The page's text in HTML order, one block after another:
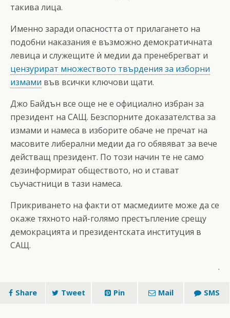
такива лица.
Именно заради опасността от прилагането на
подобни наказания е възможно демократичната
левица и служещите ѝ медии да пренебрегват и
цензурират множеството твърдения за изборни
измами във всички ключови щати.
Джо Байдън все още не е официално избран за
президент на САЩ. Безспорните доказателства за
измами и намеса в изборите обаче не пречат на
масовите либерални медии да го обявяват за вече
действащ президент. По този начин те не само
дезинформират обществото, но и стават
съучастници в тази намеса.
Прикриването на факти от масмедиите може да се
окаже тяхното най-голямо престъпление срещу
демокрацията и президентската институция в
САЩ.
.
Share Tweet Pin Mail SMS